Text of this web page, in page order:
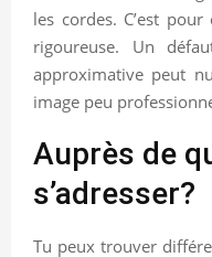
les cordes. C’est
rigoureuse. Un
approximative peut
image peu
Auprès de
s’adresser?
Tu peux trouver